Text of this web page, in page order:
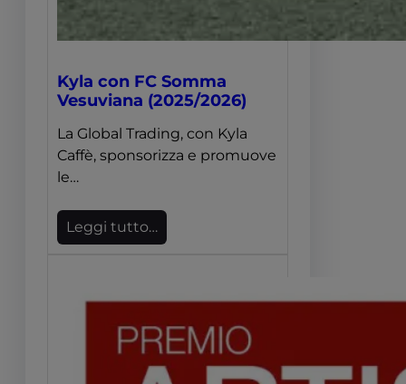
Kyla con FC Somma
Vesuviana (2025/2026)
La Global Trading, con Kyla
Caffè, sponsorizza e promuove
le…
Leggi tutto…